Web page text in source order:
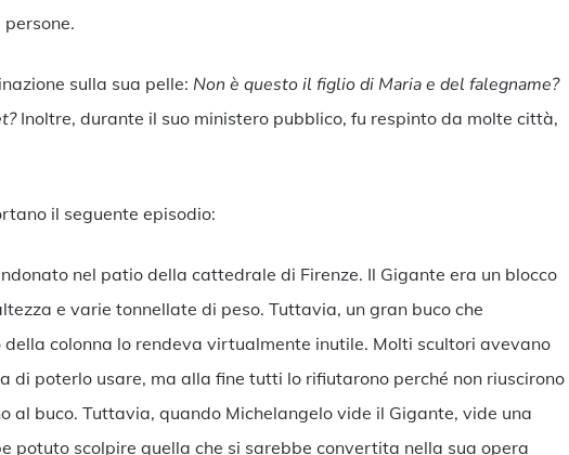
sulla sua pelle: Non è questo il figlio di Maria e del falegname?
Inoltre, durante il suo ministero pubblico, fu respinto da molte città,
il seguente episodio:
nel patio della cattedrale di Firenze. Il Gigante era un blocco
e varie tonnellate di peso. Tuttavia, un gran buco che
colonna lo rendeva virtualmente inutile. Molti scultori avevano
di poterlo usare, ma alla fine tutti lo rifiutarono perché non riuscirono
al buco. Tuttavia, quando Michelangelo vide il Gigante, vide una
potuto scolpire quella che si sarebbe convertita nella sua opera